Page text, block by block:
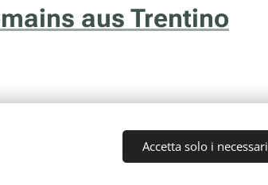
aus Trentino
Accetta solo i necessari